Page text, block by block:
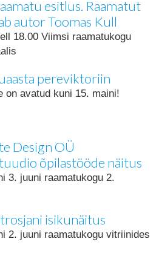
esitlus. Raamatut
autor Toomas Kull
18.00 Viimsi raamatukogu
pereviktoriin
on avatud kuni 15. maini!
Design OÜ
õpilastööde näitus
3. juuni raamatukogu 2.
isikunäitus
2. juuni raamatukogu vitriinides